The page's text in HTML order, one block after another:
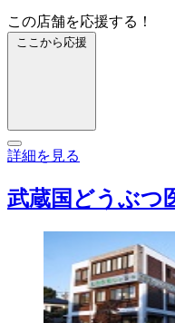
この店舗を応援する！
ここから応援
詳細を見る
武蔵国どうぶつ